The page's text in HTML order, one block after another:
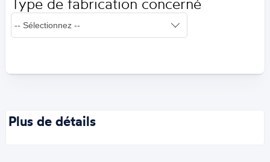
Type de fabrication concerné
Plus de détails